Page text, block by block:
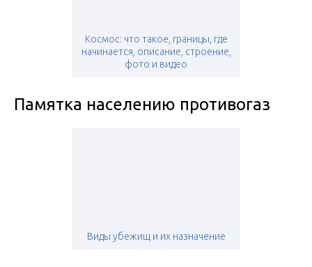
Космос: что такое, границы, где
начинается, описание, строение,
фото и видео
Памятка населению противогаз
Виды убежищ и их назначение